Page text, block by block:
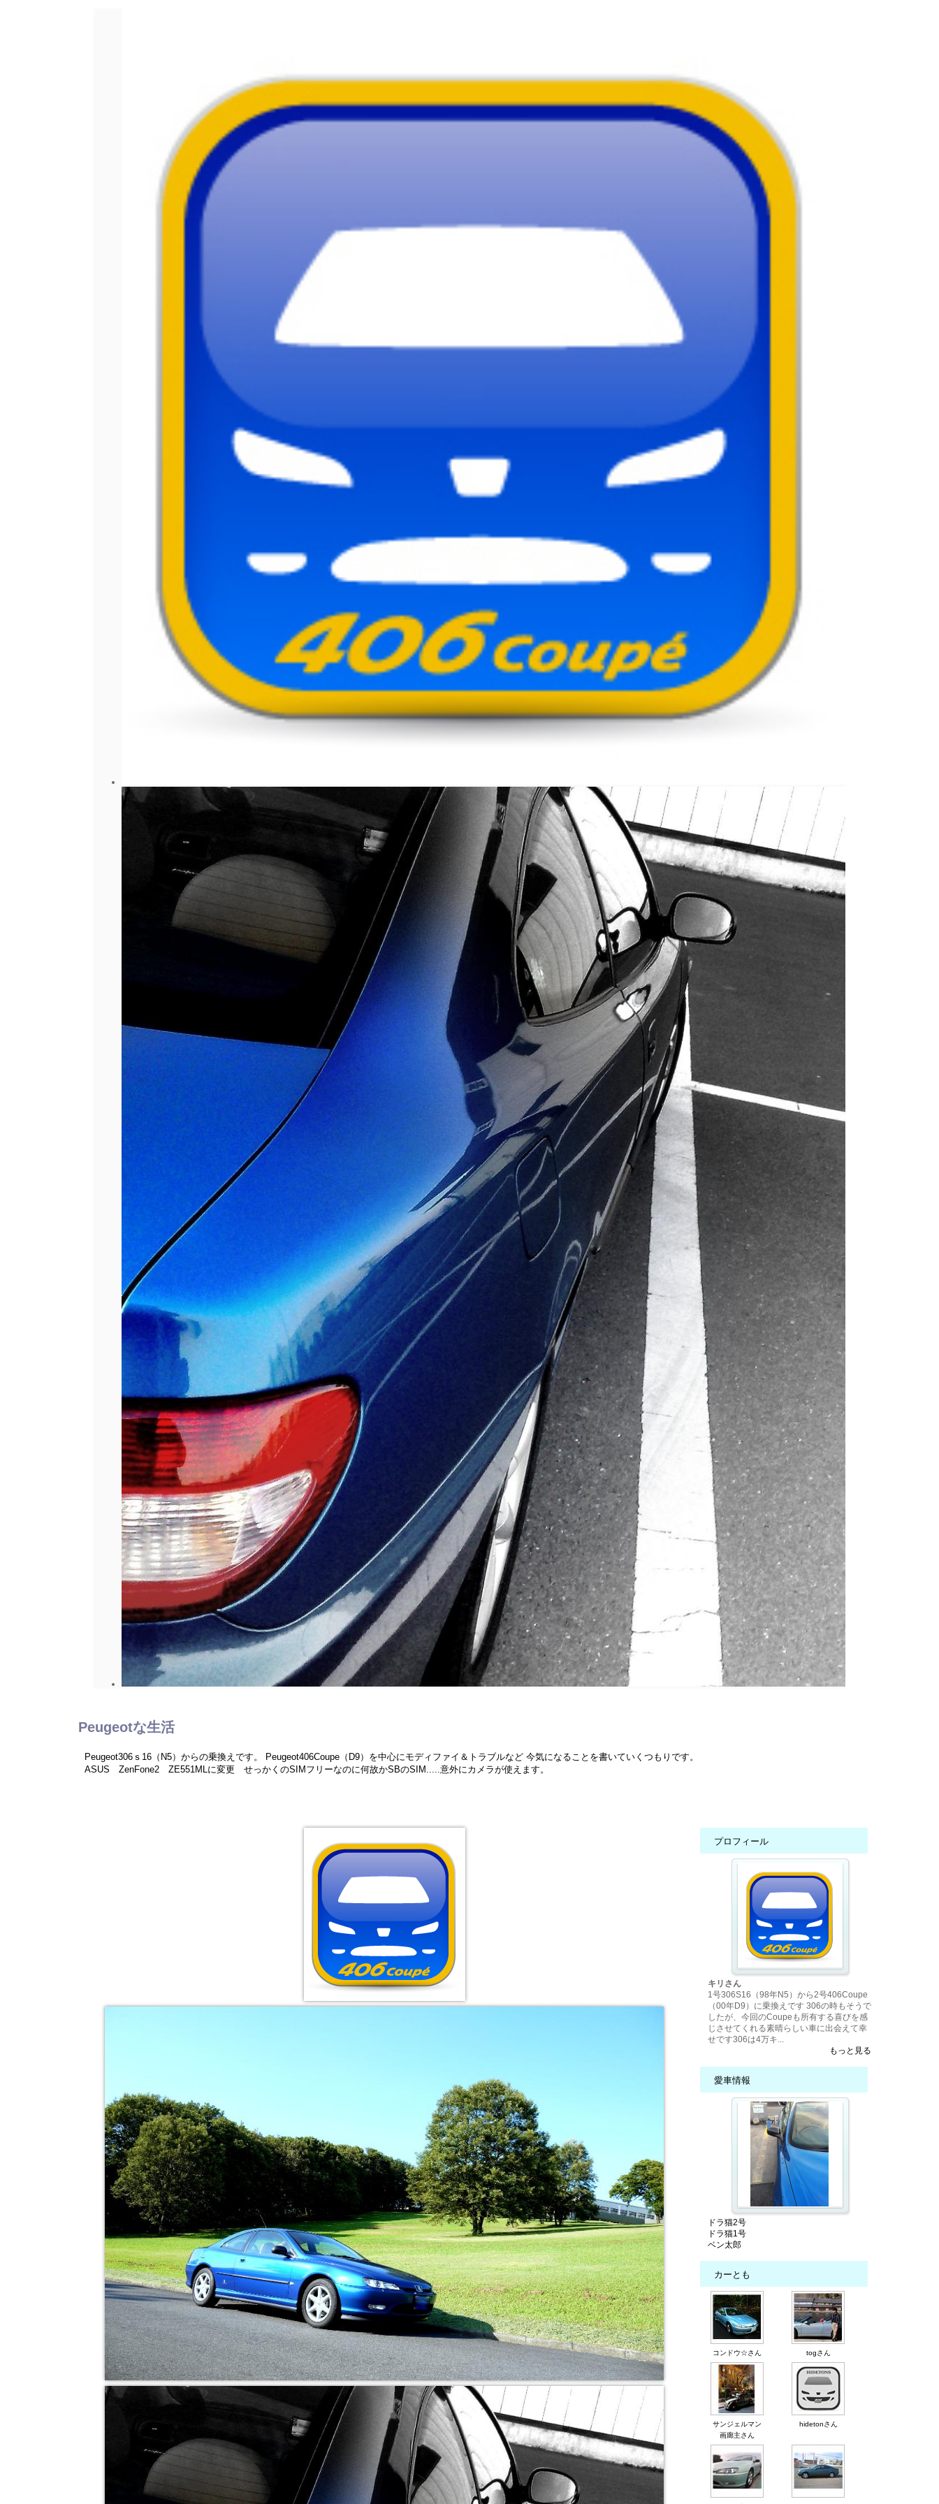
Peugeotな生活
Peugeot306ｓ16（N5）からの乗換えです。 Peugeot406Coupe（D9）を中心にモディファイ＆トラブルなど 今気になることを書いていくつもりです。
ASUS ZenFone2 ZE551MLに変更 せっかくのSIMフリーなのに何故かSBのSIM.....意外にカメラが使えます。
プロフィール
キリさん
1号306S16（98年N5）から2号406Coupe
（00年D9）に乗換えです 306の時もそうで
したが、今回のCoupeも所有する喜びを感
じさせてくれる素晴らしい車に出会えて幸
せです306は4万キ...
もっと見る
愛車情報
ドラ猫2号
ドラ猫1号
ベン太郎
カーとも
コンドウ☆さん togさん
サンジェルマン
画廊主さん
hidetonさん